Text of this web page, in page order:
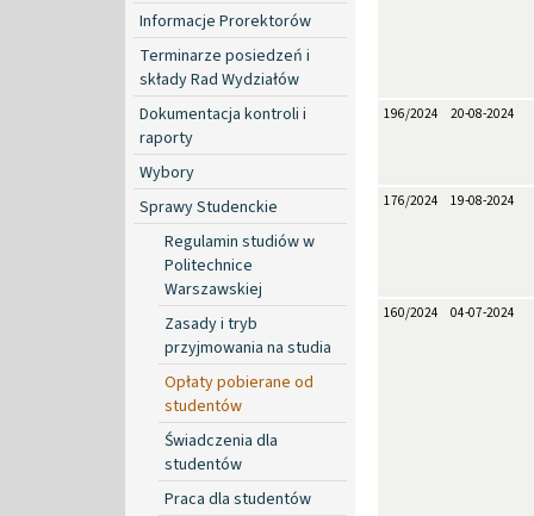
Informacje Prorektorów
Terminarze posiedzeń i
składy Rad Wydziałów
Dokumentacja kontroli i
raporty
Wybory
Sprawy Studenckie
Regulamin studiów w
Politechnice
Warszawskiej
Zasady i tryb
przyjmowania na studia
Opłaty pobierane od
studentów
Świadczenia dla
studentów
Praca dla studentów
196/2024 20-08-2024
176/2024 19-08-2024
160/2024 04-07-2024